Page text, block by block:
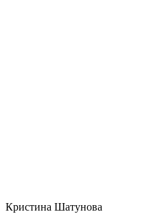
Кристина Шатунова